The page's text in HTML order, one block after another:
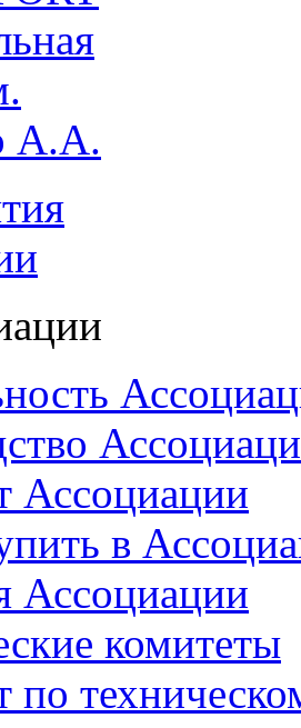
Ассоциации
в
Ассоциации
комитеты
по